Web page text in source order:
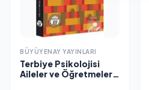
BÜYÜYENAY YAYINLARI
Terbiye Psikolojisi
Aileler ve Öğretmeler